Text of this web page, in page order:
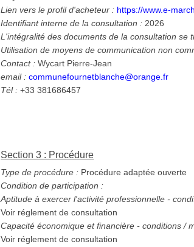
Lien vers le profil d'acheteur : https://www.e-
Identifiant interne de la consultation : 2026
L'intégralité des documents de la consultation se
Utilisation de moyens de communication non
Contact : Wycart Pierre-Jean
email : communefournetblanche@orange.fr
Tél : +33 381686457
Section 3 : Procédure
Type de procédure : Procédure adaptée ouverte
Condition de participation :
Aptitude à exercer l'activité professionnelle -
Voir réglement de consultation
Capacité économique et financière - conditions /
Voir réglement de consultation